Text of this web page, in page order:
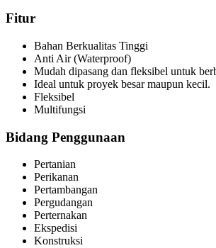
Fitur
Bahan Berkualitas Tinggi
Anti Air (Waterproof)
Mudah dipasang dan fleksibel untuk
Ideal untuk proyek besar maupun kecil.
Fleksibel
Multifungsi
Bidang Penggunaan
Pertanian
Perikanan
Pertambangan
Pergudangan
Perternakan
Ekspedisi
Konstruksi